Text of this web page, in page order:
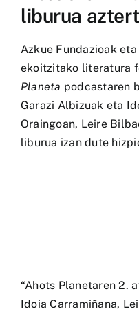
liburua
Azkue Fundazioak
ekoitzitako literatura
Planeta podcastaren
Garazi Albizuak eta
Oraingoan, Leire
liburua izan dute
“Ahots Planetaren 2.
Idoia Carramiñana,